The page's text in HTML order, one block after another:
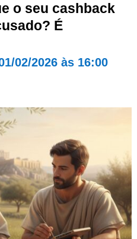
o seu cashback
É
02/2026 às 16:00